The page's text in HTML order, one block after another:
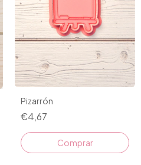
Pizarrón
€4,67
Comprar